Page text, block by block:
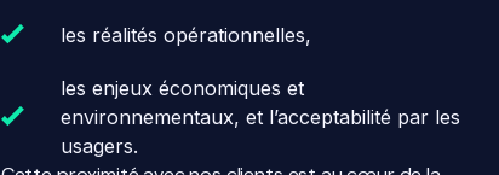
les réalités opérationnelles,
les enjeux économiques et
environnementaux, et l’acceptabilité par les
usagers.